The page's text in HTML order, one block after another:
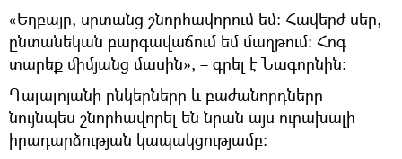
«Եղբայր, սրտանց շնորհավորում եմ։ Հավերժ սեր,
ընտանեկան բարգավաճում եմ մաղթում։ Հոգ
տարեք միմյանց մասին», – գրել է Նագորնին։
Դալալոյանի ընկերները և բաժանորդները
նույնպես շնորհավորել են նրան այս ուրախալի
իրադարձության կապակցությամբ։